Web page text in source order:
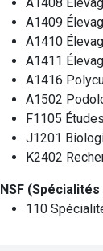
A1409
A1410
A1411
A1416
A1502
F1105
J1201
K2402
NSF
110